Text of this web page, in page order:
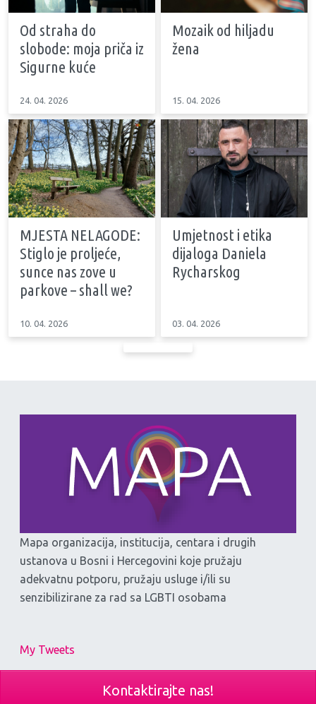
Od straha do
slobode: moja priča iz
Sigurne kuće
24. 04. 2026
Mozaik od hiljadu
žena
15. 04. 2026
MJESTA NELAGODE:
Stiglo je proljeće,
sunce nas zove u
parkove – shall we?
10. 04. 2026
Umjetnost i etika
dijaloga Daniela
Rycharskog
03. 04. 2026
Mapa organizacija, institucija, centara i drugih
ustanova u Bosni i Hercegovini koje pružaju
adekvatnu potporu, pružaju usluge i/ili su
senzibilizirane za rad sa LGBTI osobama
My Tweets
Kontaktirajte nas!